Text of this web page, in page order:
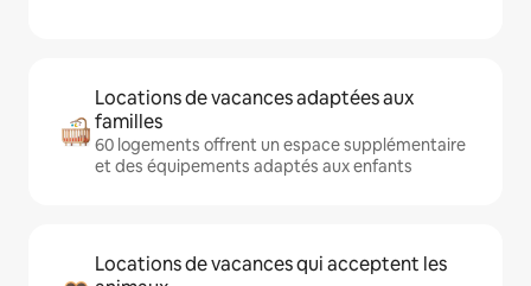
Locations de vacances adaptées aux
familles
60 logements offrent un espace supplémentaire
et des équipements adaptés aux enfants
Locations de vacances qui acceptent les